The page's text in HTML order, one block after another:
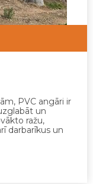
PVC angāri ir
un
ražu,
darbarīkus un